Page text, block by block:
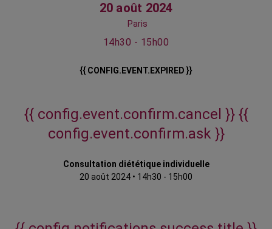
20 août 2024
Paris
14h30 - 15h00
{{ CONFIG.EVENT.EXPIRED }}
{{ config.event.confirm.cancel }} {{
config.event.confirm.ask }}
Consultation diététique individuelle
20 août 2024 • 14h30 - 15h00